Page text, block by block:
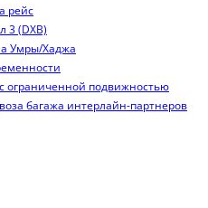
рейс
3 (DXB)
Умры/Хаджа
ограниченной подвижностью
багажа интерлайн-партнеров